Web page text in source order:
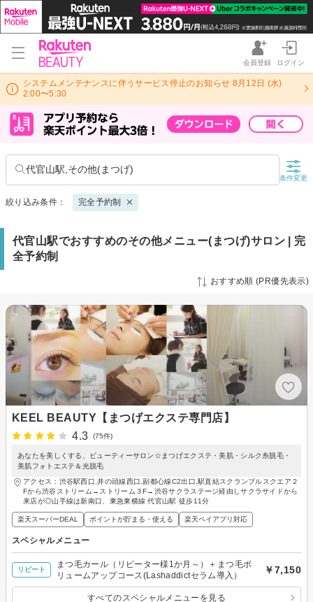
会員登録 ログイン
システムメンテナンスに伴うサービス停止のお知らせ 8月12日 (水)
2:00〜5:30
代官山駅,その他(まつげ)
条件変更
絞り込み条件： 完全予約制
代官山駅でおすすめのその他メニュー(まつげ)サロン | 完
全予約制
おすすめ順 (PR優先表示)
KEEL BEAUTY【まつげエクステ専門店】
4.3
(75件)
あなたを美しくする、ビューティーサロン☆まつげエクステ・美肌・シルク糸脱毛・
美肌フォトエステ＆光脱毛
アクセス：渋谷駅西口,井の頭線西口,副都心線C2出口,駅直結スクランブルスクエア２
Fから渋谷ストリーム→ストリーム３F→渋谷サクラステージ経由しサクラサイドから
来店が◎山手線は新南口、東急東横線 代官山駅 徒歩11分
楽天スーパーDEAL ポイントが貯まる・使える 楽天ペイアプリ対応
スペシャルメニュー
リピート
まつ毛カール（リピーター様1か月～）＋まつ毛ボ
リュームアップコース(Lashaddictセラム導入）
￥7,150
すべてのスペシャルメニューを見る